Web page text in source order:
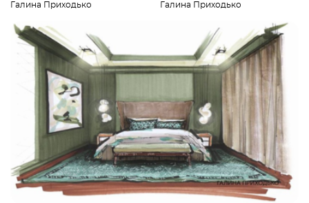
Галина Приходько Галина Приходько